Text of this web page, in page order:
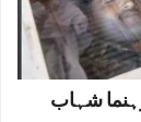
شہاب